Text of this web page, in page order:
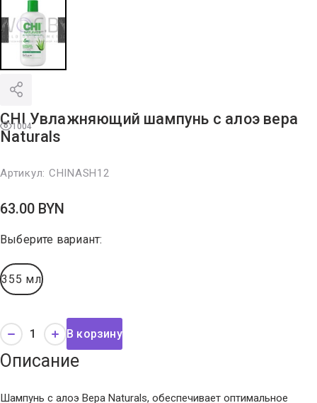
1004
CHI Увлажняющий шампунь с алоэ вера
Naturals
Артикул: CHINASH12
63.00 BYN
Выберите вариант:
355 мл
В корзину
Описание
Шампунь с алоэ Вера Naturals, обеспечивает оптимальное